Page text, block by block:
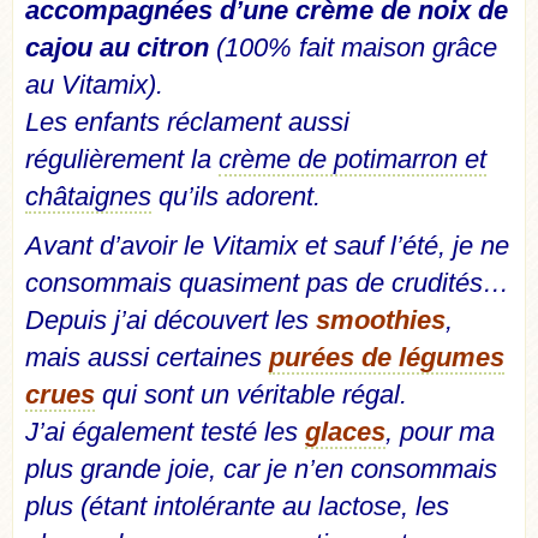
accompagnées d’une crème de noix de
cajou au citron (100% fait maison grâce
au Vitamix).
Les enfants réclament aussi
régulièrement la crème de potimarron et
châtaignes qu’ils adorent.
Avant d’avoir le Vitamix et sauf l’été, je ne
consommais quasiment pas de crudités…
Depuis j’ai découvert les smoothies,
mais aussi certaines purées de légumes
crues qui sont un véritable régal.
J’ai également testé les glaces, pour ma
plus grande joie, car je n’en consommais
plus (étant intolérante au lactose, les